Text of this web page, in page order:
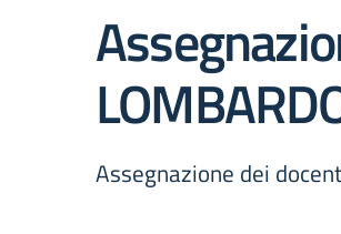
Assegnazione dei